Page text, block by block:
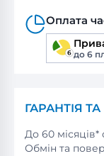
Оплата
до 6
ГАРАНТІЯ
До 60 місяців*
Обмін та